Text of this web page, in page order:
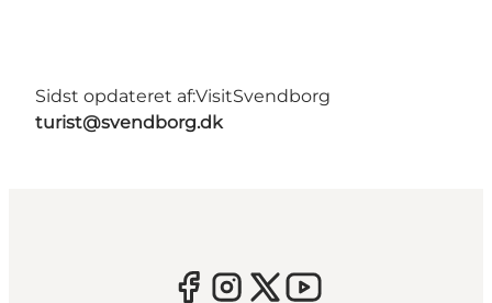
Sidst opdateret af:VisitSvendborg
turist@svendborg.dk